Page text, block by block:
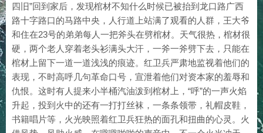
四旧”回到家后，发现棺材不知什么时候已被抬到龙口路广西
路十字路口的马路中央，人行道上站满了观看的人群，王大爷
和住在23号的弟弟每人一把斧头在劈棺材。天气很热，棺材很
硬，两个老人穿着老头衫满头大汗，一斧一斧劈下去，只能在
棺材上留下一道一道浅浅的痕迹。红卫兵严肃地监视着他们的
表现，不时高呼几句革命口号，宣泄着他们对资本家的羞辱和
仇恨。这时有人提来小半桶汽油泼到棺材上，“呼”的一声火焰
升起，投到火中的还有一打打丝袜，一条条领带，礼帽皮鞋，
书籍唱片等，火光映照着红卫兵狂热的面孔和扭曲的心灵。火